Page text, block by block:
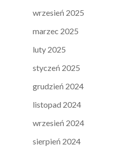
wrzesień 2025
marzec 2025
luty 2025
styczeń 2025
grudzień 2024
listopad 2024
wrzesień 2024
sierpień 2024